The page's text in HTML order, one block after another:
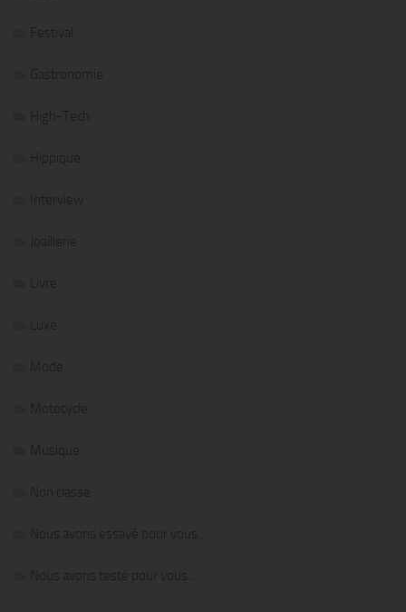
Festival
Gastronomie
High-Tech
Hippique
Interview
Joaillerie
Livre
Luxe
Mode
Motocycle
Musique
Non classé
Nous avons essayé pour vous…
Nous avons testé pour vous…